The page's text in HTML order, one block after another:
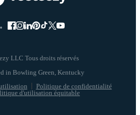
LLC Tous droits réservés
Politique de confidentialité
d'utilisation équitable